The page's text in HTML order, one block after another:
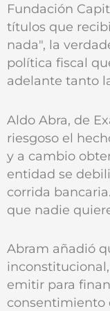
Fundación
títulos que
nada", la
política fiscal
adelante tanto
Aldo Abra, de
riesgoso el
y a cambio
entidad se
corrida
que nadie
Abram añadió
emitir para
consentimiento